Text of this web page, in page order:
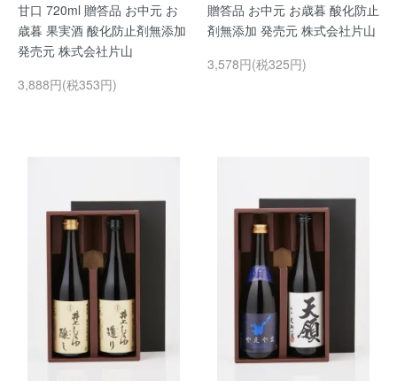
甘口 720ml 贈答品 お中元 お
歳暮 果実酒 酸化防止剤無添加
発売元 株式会社片山
3,888円(税353円)
贈答品 お中元 お歳暮 酸化防止
剤無添加 発売元 株式会社片山
3,578円(税325円)